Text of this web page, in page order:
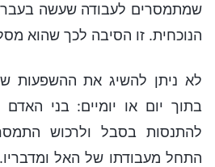
שמתמסרים לעבודה שעשה בעבר
הנוכחית. זו הסיבה לכך שהוא
לא ניתן להשיג את ההשפעות
בתוך יום או יומיים: בני האדם
להתנסות בסבל ולרכוש
התחל מעבודתו של האל